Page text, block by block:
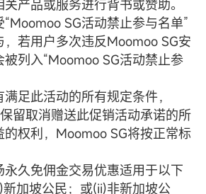
产品或服务进行背书或赞助。
SG活动禁止参与名单”
，若用户多次违反Moomoo SG安
列入“Moomoo SG活动禁止参
足此活动的所有规定条件，
留取消赠送此促销活动承诺的所
的权利，Moomoo SG将按正常标
永久免佣金交易优惠适用于以下
加坡公民；或(ii)非新加坡公